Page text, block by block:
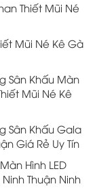
Thiết Mũi Né
Mũi Né Kê Gà
Sân Khấu Màn
Mũi Né Kê
Sân Khấu Gala
Giá Rẻ Uy Tín
Hình LED
Thuận Ninh